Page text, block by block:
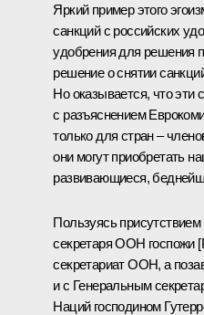
Яркий пример этого
санкций с российских
удобрения для решения
решение о снятии
Но оказывается, что эти
с разъяснением
только для стран –
они могут приобретать
развивающиеся,
Пользуясь
секретаря ООН госпожи
секретариат ООН, а
и с Генеральным
Наций господином